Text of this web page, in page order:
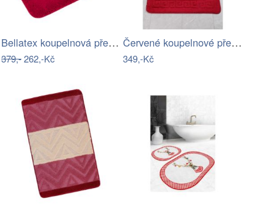
Bellatex koupelnová předložka MICRO…
379,-262,-Kč
Červené koupelnové předložky v sadě 2…
349,-Kč